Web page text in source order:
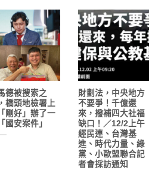
德被搜索之
橋頭地檢署上
剛好」辦了一
國安案件」
財劃法，中央地方
不要爭！千億還
來，撥補四大社福
缺口！／12/2上午
經民連、台灣基
進、時代力量、綠
黨、小歐盟聯合記
者會採訪通知